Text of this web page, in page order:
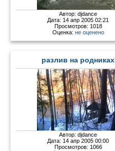
Автор:djdance
Дата: 14 апр 2005 02:21
Просмотров: 1018
Оценка: не оценено
разлив на родниках
Автор:djdance
Дата: 14 апр 2005 00:00
Просмотров: 1066